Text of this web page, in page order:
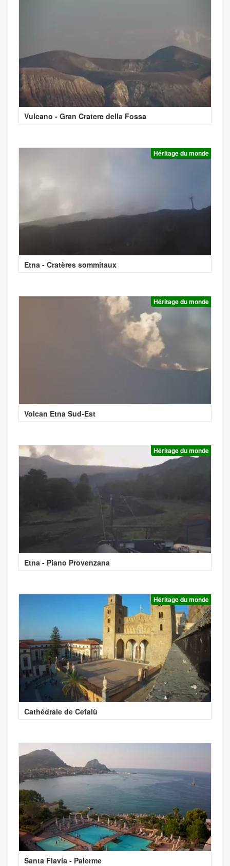
Vulcano - Gran Cratere della Fossa
Héritage du monde
Etna - Cratères sommitaux
Héritage du monde
Volcan Etna Sud-Est
Héritage du monde
Etna - Piano Provenzana
Héritage du monde
Cathédrale de Cefalù
Santa Flavia - Palerme